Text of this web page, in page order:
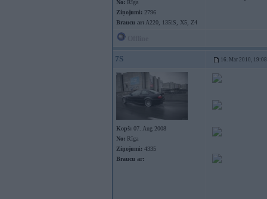
No: Rīga
Ziņojumi: 2796
Braucu ar: A220, 135iS, X5, Z4
7S 16. Mar 2010, 19:08
Kopš: 07. Aug 2008
No: Rīga
Ziņojumi: 4335
Braucu ar: